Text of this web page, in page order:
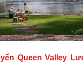
Queen Valley